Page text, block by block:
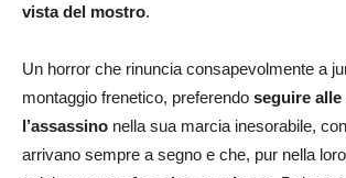
vista del mostro.
Un horror che rinuncia consapevolmente a
montaggio frenetico, preferendo seguire alle
l’assassino nella sua marcia inesorabile,
arrivano sempre a segno e che, pur nella